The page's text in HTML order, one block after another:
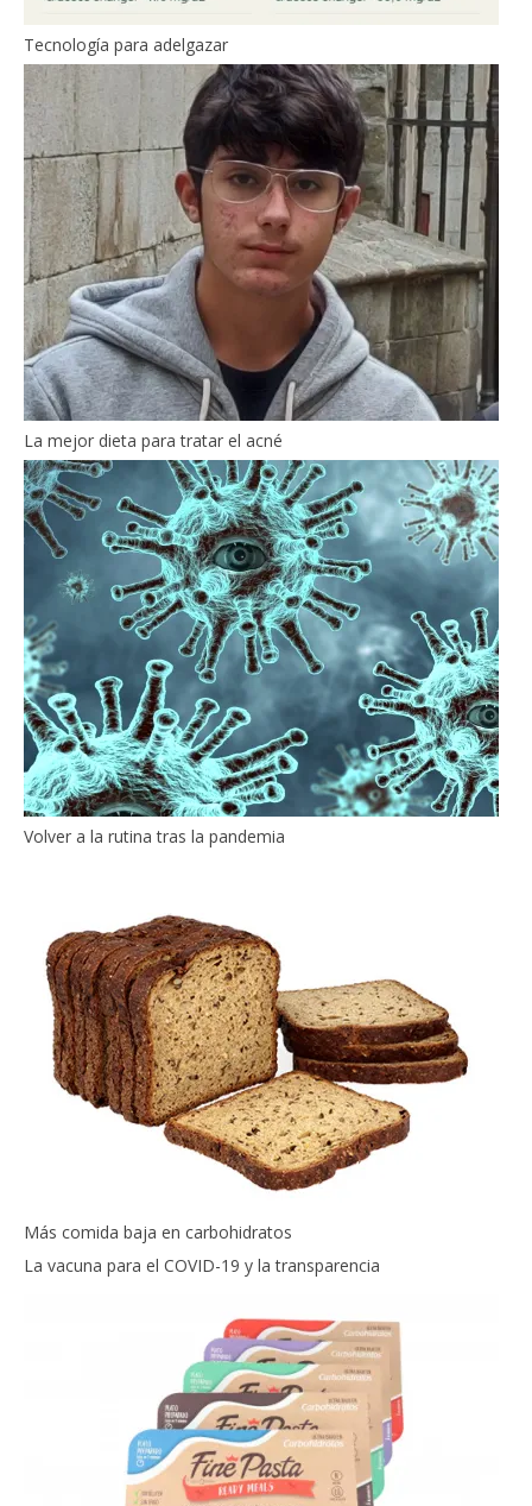
Tecnología para adelgazar
La mejor dieta para tratar el acné
Volver a la rutina tras la pandemia
Más comida baja en carbohidratos
La vacuna para el COVID-19 y la transparencia